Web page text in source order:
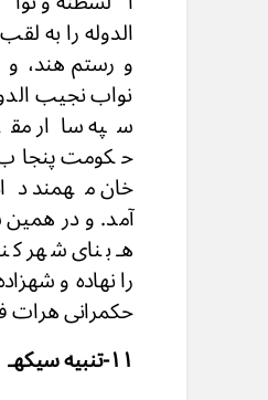
الدوله را به
و رستم هند، و
نواب نجیب
سپه ساار
حکومت
خان مهمند
هـ بنای شهر
را نهاده و
حکمرانی هرات
۱۱-تنبیه سیکهـ